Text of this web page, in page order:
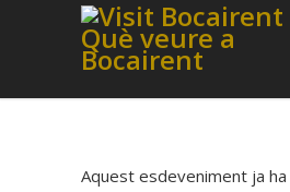
Aquest esdeveniment ja